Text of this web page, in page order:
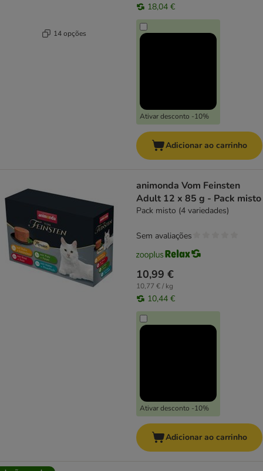
14 opções
18,04 €
Ativar desconto -10%
Adicionar ao carrinho
animonda Vom Feinsten
Adult 12 x 85 g - Pack misto
Pack misto (4 variedades)
10,99 €
10,77 € / kg
10,44 €
Ativar desconto -10%
Sem avaliações
Adicionar ao carrinho